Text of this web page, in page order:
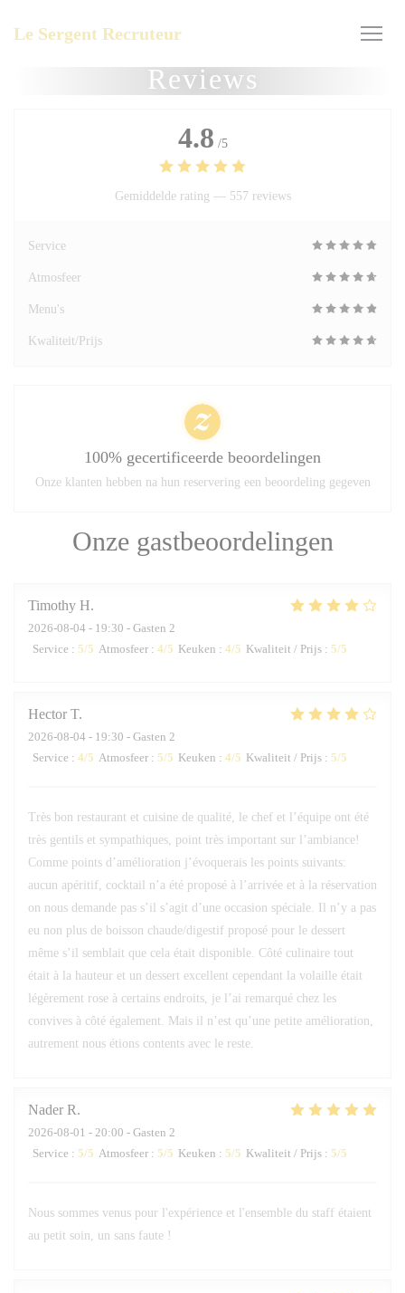
Le Sergent Recruteur
Reviews
Onze gastbeoordelingen
Timothy H
2026-08-04 - 19:30 - Gasten 2
Service : 5/5 Atmosfeer : 4/5 Keuken : 4/5 Kwaliteit / Prijs : 5/5
Hector T
2026-08-04 - 19:30 - Gasten 2
Service : 4/5 Atmosfeer : 5/5 Keuken : 4/5 Kwaliteit / Prijs : 5/5
Très bon restaurant et cuisine de qualité, le chef et l’équipe ont été
très gentils et sympathiques, point très important sur l’ambiance!
Comme points d’amélioration j’évoquerais les points suivants:
aucun apéritif, cocktail n’a été proposé à l’arrivée et à la réservation
on nous demande pas s’il s’agit d’une occasion spéciale. Il n’y a pas
eu non plus de boisson chaude/digestif proposé pour le dessert
même s’il semblait que cela était disponible. Côté culinaire tout
était à la hauteur et un dessert excellent cependant la volaille était
légèrement rose à certains endroits, je l’ai remarqué chez les
convives à côté également. Mais il n’est qu’une petite amélioration,
autrement nous étions contents avec le reste.
Nader R
2026-08-01 - 20:00 - Gasten 2
Service : 5/5 Atmosfeer : 5/5 Keuken : 5/5 Kwaliteit / Prijs : 5/5
Nous sommes venus pour l'expérience et l'ensemble du staff étaient
au petit soin, un sans faute !
4.8 /5
Gemiddelde rating — 557 reviews
Service
Atmosfeer
Menu's
Kwaliteit/Prijs
100% gecertificeerde beoordelingen
Onze klanten hebben na hun reservering een beoordeling gegeven